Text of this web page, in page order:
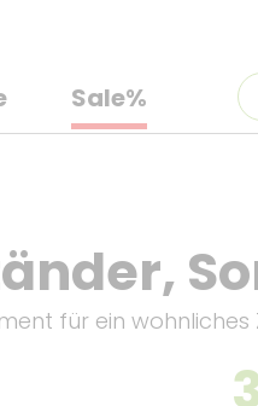
Sale%
für ein wohnliches